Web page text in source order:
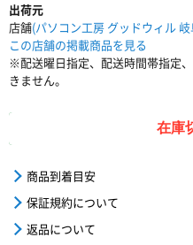
出荷元
店舗(パソコン工房 グッドウィル
この店舗の掲載商品を見る
※配送曜日指定、配送時間帯指定
きません。
在庫
商品到着目安
保証規約について
返品について